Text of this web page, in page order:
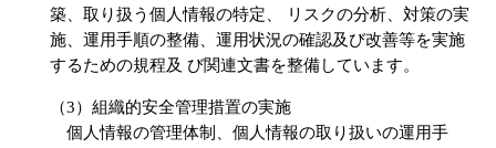
築、取り扱う個人情報の特定、 リスクの分析、対策の実
施、運用手順の整備、運用状況の確認及び改善等を実施
するための規程及 び関連文書を整備しています。
（3）組織的安全管理措置の実施
個人情報の管理体制、個人情報の取り扱いの運用手